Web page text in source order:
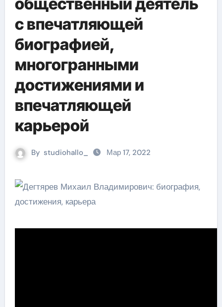
с впечатляющей
биографией,
многогранными
достижениями и
впечатляющей
карьерой
By studiohallo_ Мар 17, 2022